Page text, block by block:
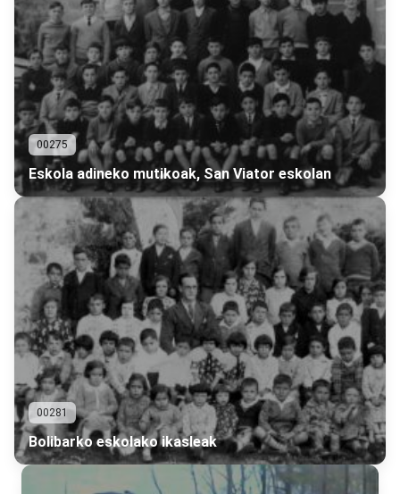
00275
Eskola adineko mutikoak, San Viator eskolan
00281
Bolibarko eskolako ikasleak